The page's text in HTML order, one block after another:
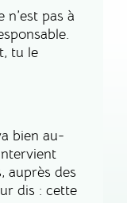
pas à
tu le
bien au-
auprès des
dis : cette